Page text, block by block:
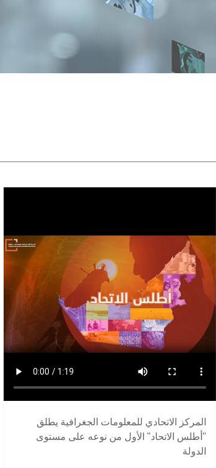
المركز الاتحادي للمعلومات الجغرافية يطلق
"أطلس الاتحاد" الأول من نوعه على مستوى
الدولة